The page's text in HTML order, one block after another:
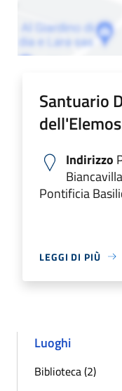
Santuario
Indirizzo
Pontificia
LEGGI DI PIÙ
Luoghi
Biblioteca (2)